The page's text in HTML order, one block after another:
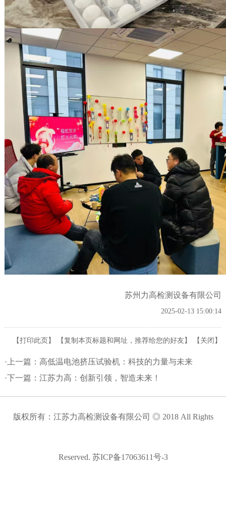
苏州力高检测设备有限公司
2025-02-13 15:00:14
【打印此页 】 【复制本页标题和网址，推荐给您的好友】 【 关闭 】
·上一篇： 高低温电池挤压试验机：科技的力量与未来
·下一篇： 江苏力高：创新引领，智造未来！
版权所有：江苏力高检测设备有限公司 ◎ 2018 All Rights
Reserved. 苏ICP备17063611号-3